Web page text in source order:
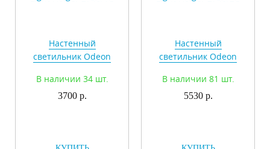
Настенный
светильник Odeon
В наличии 34 шт.
3700 р.
Настенный
светильник Odeon
В наличии 81 шт.
5530 р.